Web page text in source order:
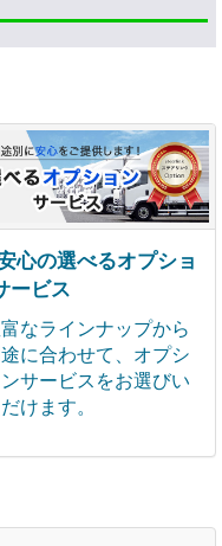
心の選べるオプショ
ービス
なラインナップから
に合わせて、オプシ
ンサービスをお選びい
けます。